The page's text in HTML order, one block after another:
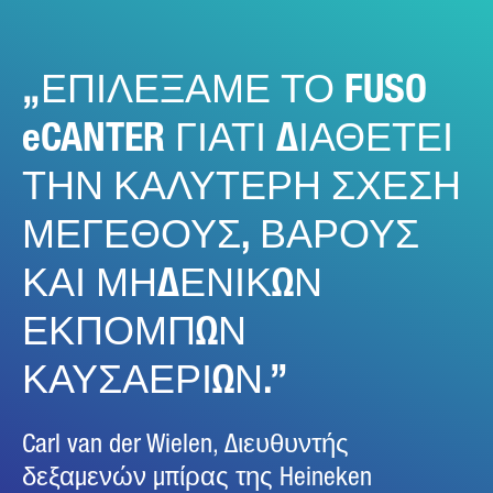
ΕΠΙΛΕΞΑΜΕ ΤΟ FUSO
eCANTER ΓΙΑΤΙ ΔΙΑΘΕΤΕΙ
ΤΗΝ ΚΑΛΥΤΕΡΗ ΣΧΕΣΗ
ΜΕΓΕΘΟΥΣ, ΒΑΡΟΥΣ
ΚΑΙ ΜΗΔΕΝΙΚΩΝ
ΕΚΠΟΜΠΩΝ
ΚΑΥΣΑΕΡΙΩΝ.
Carl van der Wielen, Διευθυντής
δεξαμενών μπίρας της Heineken